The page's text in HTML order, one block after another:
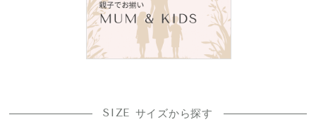
SIZE サイズから探す